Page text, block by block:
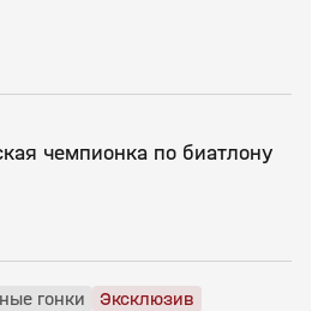
чемпионка по биатлону
гонки Эксклюзив